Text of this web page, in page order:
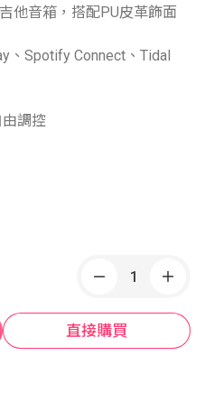
他音箱，搭配PU皮革飾面
、Spotify Connect、Tidal
調控
直接購買